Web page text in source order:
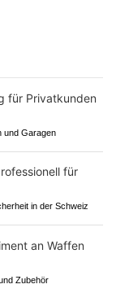
und Garagen
in der Schweiz
Zubehör